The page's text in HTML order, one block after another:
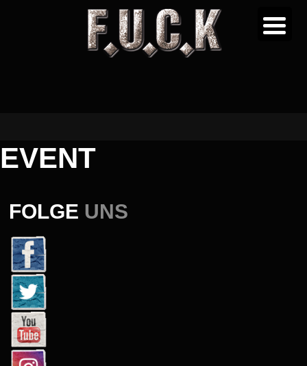
EVENT
FOLGE UNS